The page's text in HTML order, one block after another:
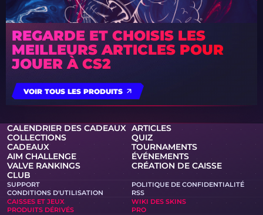
REGARDE ET CHOISIS LES
MEILLEURS ARTICLES POUR
JOUER À CS2
VOIR TOUS LES PRODUITS
CALENDRIER DES CADEAUX ARTICLES
COLLECTIONS
QUIZ
CADEAUX
TOURNAMENTS
AIM CHALLENGE
ÉVÉNEMENTS
VALVE RANKINGS
CRÉATION DE CAISSE
CLUB
SUPPORT
POLITIQUE DE CONFIDENTIALITÉ
CONDITIONS D'UTILISATION
RSS
CAISSES ET JEUX
WIKI DES SKINS
PRODUITS DÉRIVÉS
PRO